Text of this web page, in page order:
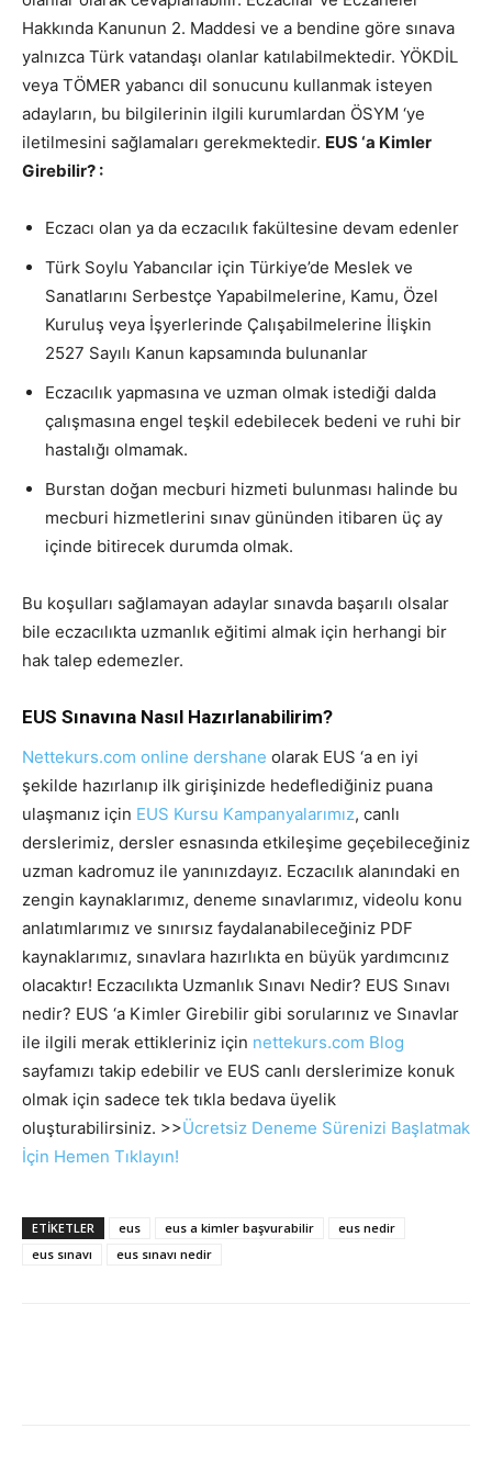
Hakkında Kanunun 2. Maddesi ve a bendine göre sınava
yalnızca Türk vatandaşı olanlar katılabilmektedir. YÖKDİL
veya TÖMER yabancı dil sonucunu kullanmak isteyen
adayların, bu bilgilerinin ilgili kurumlardan ÖSYM ‘ye
iletilmesini sağlamaları gerekmektedir. EUS ‘a Kimler
Girebilir? :
Eczacı olan ya da eczacılık fakültesine devam edenler
Türk Soylu Yabancılar için Türkiye’de Meslek ve
Sanatlarını Serbestçe Yapabilmelerine, Kamu, Özel
Kuruluş veya İşyerlerinde Çalışabilmelerine İlişkin
2527 Sayılı Kanun kapsamında bulunanlar
Eczacılık yapmasına ve uzman olmak istediği dalda
çalışmasına engel teşkil edebilecek bedeni ve ruhi bir
hastalığı olmamak.
Burstan doğan mecburi hizmeti bulunması halinde bu
mecburi hizmetlerini sınav gününden itibaren üç ay
içinde bitirecek durumda olmak.
Bu koşulları sağlamayan adaylar sınavda başarılı olsalar
bile eczacılıkta uzmanlık eğitimi almak için herhangi bir
hak talep edemezler.
EUS Sınavına Nasıl Hazırlanabilirim?
Nettekurs.com online dershane olarak EUS ‘a en iyi
şekilde hazırlanıp ilk girişinizde hedeflediğiniz puana
ulaşmanız için EUS Kursu Kampanyalarımız, canlı
derslerimiz, dersler esnasında etkileşime geçebileceğiniz
uzman kadromuz ile yanınızdayız. Eczacılık alanındaki en
zengin kaynaklarımız, deneme sınavlarımız, videolu konu
anlatımlarımız ve sınırsız faydalanabileceğiniz PDF
kaynaklarımız, sınavlara hazırlıkta en büyük yardımcınız
olacaktır! Eczacılıkta Uzmanlık Sınavı Nedir? EUS Sınavı
nedir? EUS ‘a Kimler Girebilir gibi sorularınız ve Sınavlar
ile ilgili merak ettikleriniz için nettekurs.com Blog
sayfamızı takip edebilir ve EUS canlı derslerimize konuk
olmak için sadece tek tıkla bedava üyelik
oluşturabilirsiniz. >>Ücretsiz Deneme Sürenizi Başlatmak
İçin Hemen Tıklayın!
ETIKETLER eus eus a kimler başvurabilir
eus nedir
eus sınavı
eus sınavı nedir